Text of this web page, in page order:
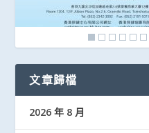
文章歸檔
2026 年 8 月